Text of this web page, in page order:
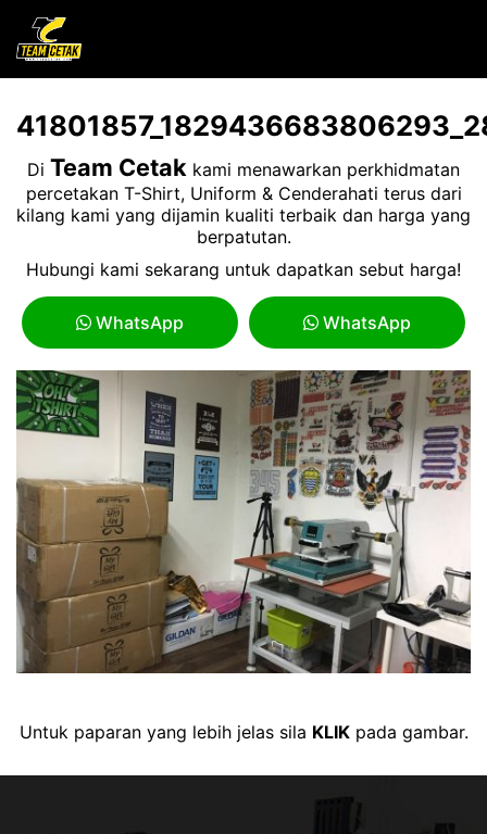
Di Team Cetak kami menawarkan perkhidmatan
percetakan T-Shirt, Uniform & Cenderahati terus dari
kilang kami yang dijamin kualiti terbaik dan harga yang
berpatutan.
Hubungi kami sekarang untuk dapatkan sebut harga!
WhatsApp WhatsApp
Untuk paparan yang lebih jelas sila KLIKpada gambar.